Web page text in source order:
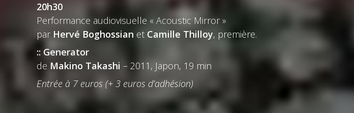
20h30
Performance audiovisuelle « Acoustic Mirror »
par Hervé Boghossian et Camille Thilloy, première.
:: Generator
de Makino Takashi – 2011, Japon, 19 min
Entrée à 7 euros (+ 3 euros d’adhésion)